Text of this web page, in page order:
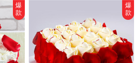
爆
款
爆
款